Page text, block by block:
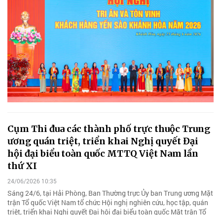
Cụm Thi đua các thành phố trực thuộc Trung
ương quán triệt, triển khai Nghị quyết Đại
hội đại biểu toàn quốc MTTQ Việt Nam lần
thứ XI
24/06/2026 10:35
Sáng 24/6, tại Hải Phòng, Ban Thường trực Ủy ban Trung ương Mặt
trận Tổ quốc Việt Nam tổ chức Hội nghị nghiên cứu, học tập, quán
triệt, triển khai Nghị quyết Đại hội đại biểu toàn quốc Mặt trận Tổ